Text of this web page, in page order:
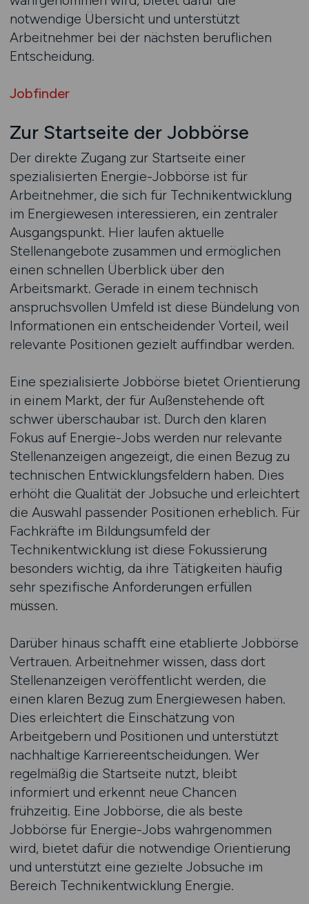
notwendige Übersicht und unterstützt
Arbeitnehmer bei der nächsten beruflichen
Entscheidung.
Jobfinder
Zur Startseite der Jobbörse
Der direkte Zugang zur Startseite einer
spezialisierten Energie-Jobbörse ist für
Arbeitnehmer, die sich für Technikentwicklung
im Energiewesen interessieren, ein zentraler
Ausgangspunkt. Hier laufen aktuelle
Stellenangebote zusammen und ermöglichen
einen schnellen Überblick über den
Arbeitsmarkt. Gerade in einem technisch
anspruchsvollen Umfeld ist diese Bündelung von
Informationen ein entscheidender Vorteil, weil
relevante Positionen gezielt auffindbar werden.
Eine spezialisierte Jobbörse bietet Orientierung
in einem Markt, der für Außenstehende oft
schwer überschaubar ist. Durch den klaren
Fokus auf Energie-Jobs werden nur relevante
Stellenanzeigen angezeigt, die einen Bezug zu
technischen Entwicklungsfeldern haben. Dies
erhöht die Qualität der Jobsuche und erleichtert
die Auswahl passender Positionen erheblich. Für
Fachkräfte im Bildungsumfeld der
Technikentwicklung ist diese Fokussierung
besonders wichtig, da ihre Tätigkeiten häufig
sehr spezifische Anforderungen erfüllen
müssen.
Darüber hinaus schafft eine etablierte Jobbörse
Vertrauen. Arbeitnehmer wissen, dass dort
Stellenanzeigen veröffentlicht werden, die
einen klaren Bezug zum Energiewesen haben.
Dies erleichtert die Einschätzung von
Arbeitgebern und Positionen und unterstützt
nachhaltige Karriereentscheidungen. Wer
regelmäßig die Startseite nutzt, bleibt
informiert und erkennt neue Chancen
frühzeitig. Eine Jobbörse, die als beste
Jobbörse für Energie-Jobs wahrgenommen
wird, bietet dafür die notwendige Orientierung
und unterstützt eine gezielte Jobsuche im
Bereich Technikentwicklung Energie.